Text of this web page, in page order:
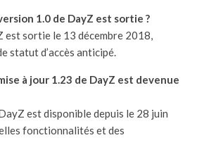
1.0 de DayZ est sortie ?
est sortie le 13 décembre 2018,
statut d’accès anticipé.
à jour 1.23 de DayZ est devenue
est disponible depuis le 28 juin
fonctionnalités et des